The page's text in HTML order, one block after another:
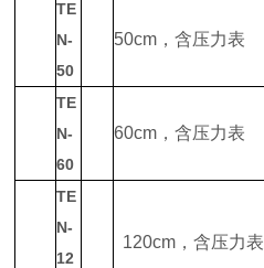
TE
N-
50
50cm，含压力表
TE
N-
60
60cm，含压力表
TE
N-
12
120cm，含压力表